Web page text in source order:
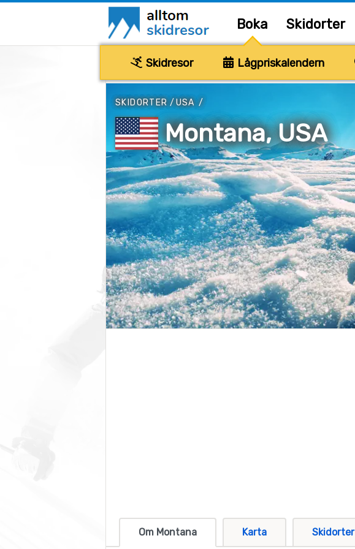
Boka Skidorter
Skidresor Lågpriskalendern
SKIDORTER /USA/
Montana, USA
Om Montana Karta Skidorter